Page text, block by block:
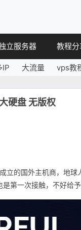
立服务器 教程
VPS教
linux 教程
IP 大流量 vps教
硬盘 无版权
立的国外主机商，地
第一次接触，不好给